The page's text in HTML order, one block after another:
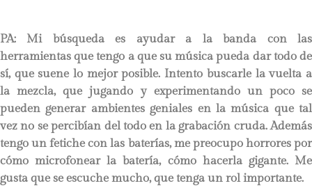
PA: Mi búsqueda es ayudar a la banda con las
herramientas que tengo a que su música pueda dar todo de
sí, que suene lo mejor posible. Intento buscarle la vuelta a
la mezcla, que jugando y experimentando un poco se
pueden generar ambientes geniales en la música que tal
vez no se percibían del todo en la grabación cruda. Además
tengo un fetiche con las baterías, me preocupo horrores por
cómo microfonear la batería, cómo hacerla gigante. Me
gusta que se escuche mucho, que tenga un rol importante.